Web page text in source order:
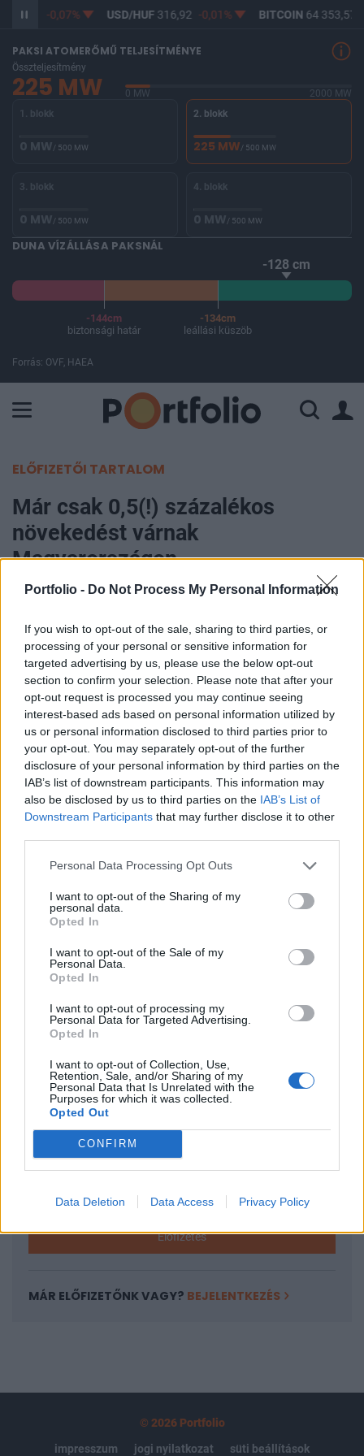
Portfolio - Do Not Process My Personal Information
If you wish to opt-out of the sale, sharing to third parties, or
processing of your personal or sensitive information for
targeted advertising by us, please use the below opt-out
section to confirm your selection. Please note that after your
opt-out request is processed you may continue seeing
interest-based ads based on personal information utilized by
us or personal information disclosed to third parties prior to
your opt-out. You may separately opt-out of the further
disclosure of your personal information by third parties on the
IAB’s list of downstream participants. This information may
also be disclosed by us to third parties on the IAB’s List of
Downstream Participants that may further disclose it to other
Personal Data Processing Opt Outs
I want to opt-out of the Sharing of my
personal data.
Opted In
I want to opt-out of the Sale of my
Personal Data.
Opted In
I want to opt-out of processing my
Personal Data for Targeted Advertising.
Opted In
I want to opt-out of Collection, Use,
Retention, Sale, and/or Sharing of my
Personal Data that Is Unrelated with the
Purposes for which it was collected.
Opted Out
CONFIRM
Data Deletion Data Access Privacy Policy
365,16 -0,07% USD/HUF316,92 -0,01% BITCOIN64 353,57
PAKSI ATOMERŐMŰ TELJESÍTMÉNYE
Összteljesítmény
225 MW 0 MW
2000 MW
1. blokk
0 MW/ 500 MW
2. blokk
225 MW/ 500 MW
3. blokk
0 MW/ 500 MW
4. blokk
0 MW/ 500 MW
DUNA VÍZÁLLÁSA PAKSNÁL
-128 cm
-144cm
biztonsági határ
-134cm
leállási küszöb
Forrás: OVF, HAEA
ELŐFIZETŐI TARTALOM
Már csak 0,5(!) százalékos
növekedést várnak
Magyarországon
Meredeken rontották a közép-kelet-európai
országok - különösen Magyarország és
Csehország - jövő évi gazdasági növekedésére
adott becsléseiket pénteki új prognózisukban
londoni felzárkózó piaci elemzők, elsősorban az
euróövezetben várt recesszió negatív keresleti
hatásaira hivatkozva - írja az MTI. A JP Morgan
mindössze 0,5 százalékos növekedést vár
A JP Morgan bankcsoport londoni befektetési részlegének
pénteken ismertetett legújabb előrejelzésükben közölték: a
magyar gazdaságban az eddig várt 1,3 százaléknál 0,8
növekedéssel számolnak 2012 egészére. A ház londoni
elemzői szerint 2012-ben Magyarországon...
KEDVES OLVASÓNK!
A keresett cikk a portfolio.hu hírarchívumához
tartozik, melynek olvasása előfizetéses
regisztrációhoz kötött.
Az előfizetés a következőket tartalmazza:
Portfolio.hu teljes cikkarchívum
Kötéslisták: BÉT elmúlt 2 év napon belüli
kötéslistái
Előfizetés
MÁR ELŐFIZETŐNK VAGY? BEJELENTKEZÉS
© 2026 Portfolio
impresszum
jogi nyilatkozat süti beállítások